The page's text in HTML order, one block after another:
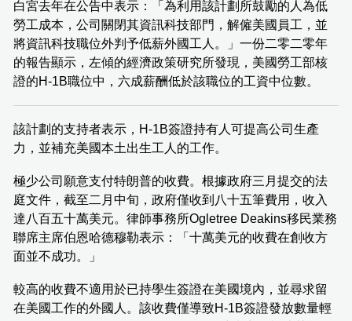
白宮去年在公告中表示：「為利用該計劃所鼓勵的人為低
勞工成本，公司關閉其資訊科技部門，解僱美國員工，並
將資訊科技職位外判予低薪外國工人。」一份二零二零年
的報告顯示，左傾的經濟政策研究所發現，美國勞工部核
證的H-1B職位中，六成薪酬低於該職位的工資中位數。
該計劃的支持者表示，H-1B簽證持有人可提高公司生產
力，並補充美國本土出生工人的工作。
極少公司願意支付特朗普的收費。根據政府三月提交的法
庭文件，截至二月中旬，政府僅收到八十五筆費用，收入
達八百五十萬美元。律師事務所Ogletree Deakins移民業務
聯席主席伯恩哈德穆勒表示：「十萬美元的收費在創收方
面並不成功。」
較高的收費不適用於已持學生簽證在美國境內，並尋求留
在美國工作的外國人。該收費僅導致H-1B簽證發放數量輕